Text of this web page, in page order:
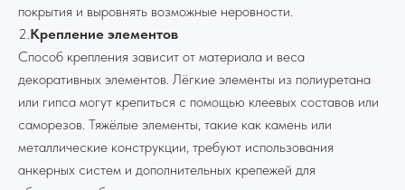
покрытия и выровнять возможные неровности.
2.Крепление элементов
Способ крепления зависит от материала и веса
декоративных элементов. Лёгкие элементы из полиуретана
или гипса могут крепиться с помощью клеевых составов или
саморезов. Тяжёлые элементы, такие как камень или
металлические конструкции, требуют использования
анкерных систем и дополнительных крепежей для